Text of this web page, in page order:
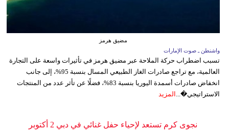
مضيق هرمز
واشنطن ـ صوت الإمارات
تسبب اضطراب حركة الملاحة عبر مضيق هرمز في تأثيرات واسعة على التجارة
العالمية، مع تراجع صادرات الغاز الطبيعي المسال بنسبة 95%، إلى جانب
انخفاض صادرات أسمدة اليوريا بنسبة 83%، فضلًا عن تأثر عدد من المنتجات
الاستراتيجي�... المزيد
نجوى كرم تستعد لإحياء حفل غنائي في دبي 2 أكتوبر